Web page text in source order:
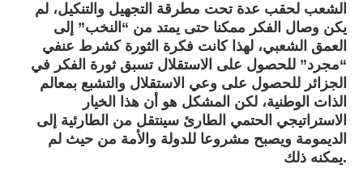
الشعب لحقب عدة تحت مطرقة التجهيل والتنكيل، لم
يكن وصال الفكر ممكنا حتى يمتد من “النخب” إلى
العمق الشعبي، لهذا كانت فكرة الثورة كشرط عنفي
“مجرد” للحصول على الاستقلال تسبق ثورة الفكر في
الجزائر للحصول على وعي الاستقلال والتشبع بمعالم
الذات الوطنية، لكن المشكل هو أن هذا الخيار
الاستراتيجي الحتمي الطارئ سينتقل من الطارئية إلى
الديمومة ويصبح مشروعا للدولة والأمة من حيث لم
يمكنه ذلك.